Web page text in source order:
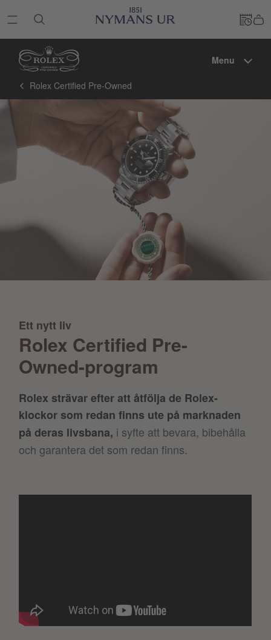
Menu
Rolex Certified Pre-Owned
Ett nytt liv
Rolex Certified Pre-
Owned-program
Rolex strävar efter att åtfölja de Rolex-
klockor som redan finns ute på marknaden
på deras livsbana, i syfte att bevara, bibehålla
och garantera det som redan finns.